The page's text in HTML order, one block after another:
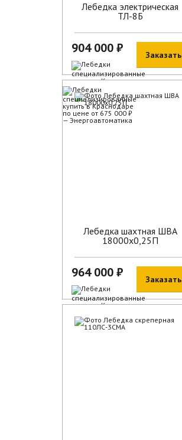
Лебедка электрическая
ТЛ-8Б
904 000 ₽
В наличии
Заказать
Лебедка шахтная ШВА
18000х0,25П
964 000 ₽
В наличии
Заказать